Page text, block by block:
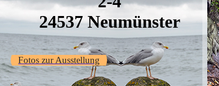
24537 Neumünster
Fotos zur Ausstellung